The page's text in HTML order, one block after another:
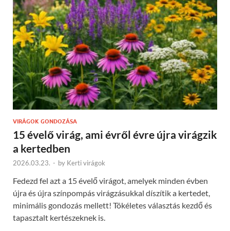
VIRÁGOK GONDOZÁSA
15 évelő virág, ami évről évre újra virágzik
a kertedben
2026.03.23. - by Kerti virágok
Fedezd fel azt a 15 évelő virágot, amelyek minden évben
újra és újra színpompás virágzásukkal díszítik a kertedet,
minimális gondozás mellett! Tökéletes választás kezdő és
tapasztalt kertészeknek is.